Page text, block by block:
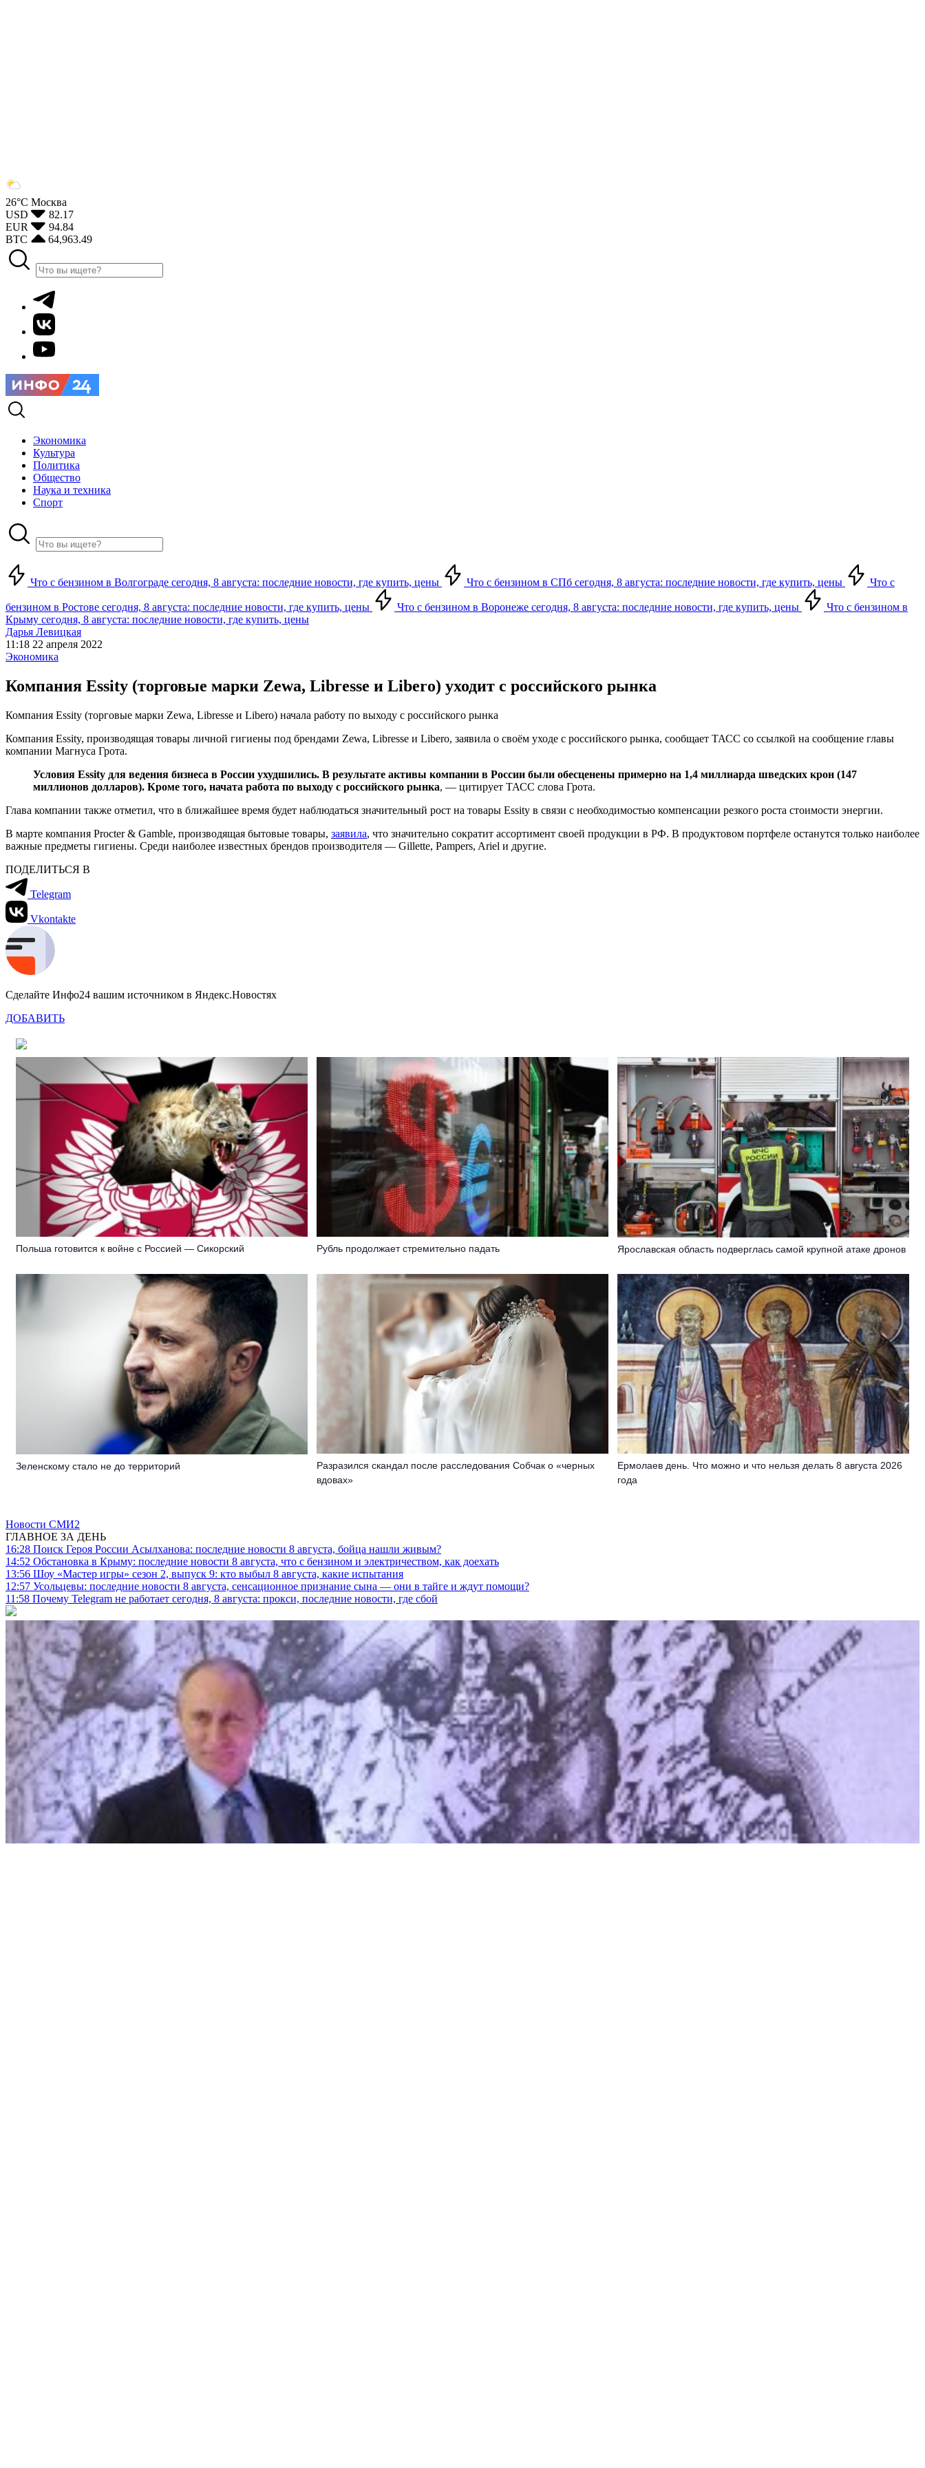
26°С Москва
USD
82.17
EUR
94.84
BTC
64,963.49
Экономика
Культура
Политика
Общество
Наука и техника
Спорт
Что с бензином в Волгограде сегодня, 8 августа: последние новости, где купить, цены Что с бензином в СПб сегодня, 8 августа: последние новости, где купить, цены Что с
бензином в Ростове сегодня, 8 августа: последние новости, где купить, цены Что с бензином в Воронеже сегодня, 8 августа: последние новости, где купить, цены
Что с бензином в
Крыму сегодня, 8 августа: последние новости, где купить, цены
Дарья Левицкая
11:18 22 апреля 2022
Экономика
Компания Essity (торговые марки Zewa, Libresse и Libero) уходит с российского рынка
Компания Essity (торговые марки Zewa, Libresse и Libero) начала работу по выходу с российского рынка
Компания Essity, производящая товары личной гигиены под брендами Zewa, Libresse и Libero, заявила о своём уходе с российского рынка, сообщает ТАСС со ссылкой на сообщение главы
компании Магнуса Грота.
Условия Essity для ведения бизнеса в России ухудшились. В результате активы компании в России были обесценены примерно на 1,4 миллиарда шведских крон (147
миллионов долларов). Кроме того, начата работа по выходу с российского рынка, — цитирует ТАСС слова Грота.
Глава компании также отметил, что в ближайшее время будет наблюдаться значительный рост на товары Essity в связи с необходимостью компенсации резкого роста стоимости энергии.
В марте компания Procter & Gamble, производящая бытовые товары, заявила, что значительно сократит ассортимент своей продукции в РФ. В продуктовом портфеле останутся только наиболее
важные предметы гигиены. Среди наиболее известных брендов производителя — Gillette, Pampers, Ariel и другие.
ПОДЕЛИТЬСЯ В
Telegram
Vkontakte
Сделайте Инфо24 вашим источником в Яндекс.Новостях
ДОБАВИТЬ
Польша готовится к войне с Россией — Сикорский Рубль продолжает стремительно падать Ярославская область подверглась самой крупной атаке дронов
Зеленскому стало не до территорий
Разразился скандал после расследования Собчак о «черных
вдовах»
Ермолаев день. Что можно и что нельзя делать 8 августа 2026
года
Новости СМИ2
ГЛАВНОЕ ЗА ДЕНЬ
16:28 Поиск Героя России Асылханова: последние новости 8 августа, бойца нашли живым?
14:52 Обстановка в Крыму: последние новости 8 августа, что с бензином и электричеством, как доехать
13:56 Шоу «Мастер игры» сезон 2, выпуск 9: кто выбыл 8 августа, какие испытания
12:57 Усольцевы: последние новости 8 августа, сенсационное признание сына — они в тайге и ждут помощи?
11:58 Почему Telegram не работает сегодня, 8 августа: прокси, последние новости, где сбой